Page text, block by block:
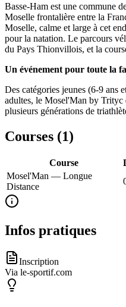
Basse-Ham est une commune
Moselle frontalière entre la
Moselle, calme et large à cet
pour la natation. Le parcours
du Pays Thionvillois, et la
Un événement pour toute la
Des catégories jeunes (6-9 ans
adultes, le Mosel'Man by
plusieurs générations de
Courses (1)
Course
Mosel'Man — Longue
Distance
Infos pratiques
Inscription
Via le-sportif.com